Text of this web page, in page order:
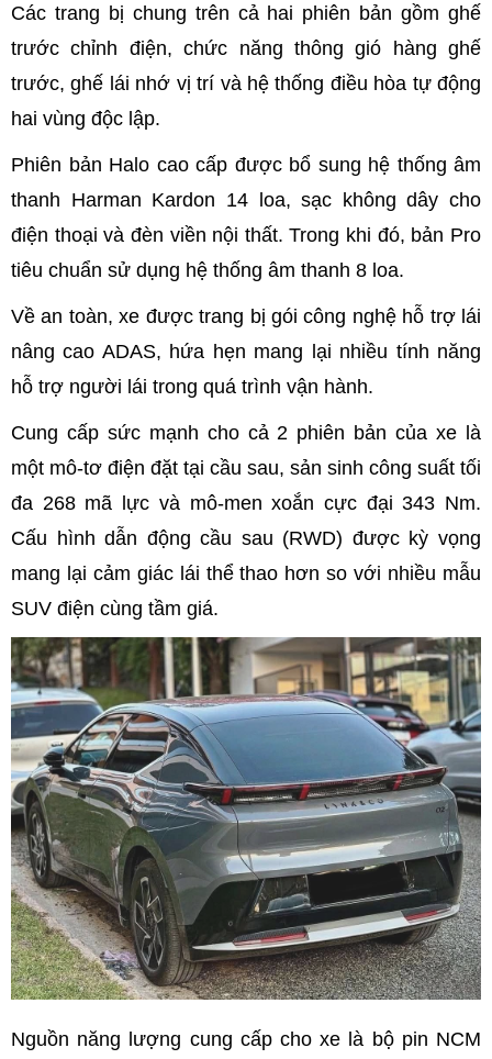
Các trang bị chung trên cả hai phiên bản gồm ghế
trước chỉnh điện, chức năng thông gió hàng ghế
trước, ghế lái nhớ vị trí và hệ thống điều hòa tự động
hai vùng độc lập.
Phiên bản Halo cao cấp được bổ sung hệ thống âm
thanh Harman Kardon 14 loa, sạc không dây cho
điện thoại và đèn viền nội thất. Trong khi đó, bản Pro
tiêu chuẩn sử dụng hệ thống âm thanh 8 loa.
Về an toàn, xe được trang bị gói công nghệ hỗ trợ lái
nâng cao ADAS, hứa hẹn mang lại nhiều tính năng
hỗ trợ người lái trong quá trình vận hành.
Cung cấp sức mạnh cho cả 2 phiên bản của xe là
một mô-tơ điện đặt tại cầu sau, sản sinh công suất tối
đa 268 mã lực và mô-men xoắn cực đại 343 Nm.
Cấu hình dẫn động cầu sau (RWD) được kỳ vọng
mang lại cảm giác lái thể thao hơn so với nhiều mẫu
SUV điện cùng tầm giá.
Nguồn năng lượng cung cấp cho xe là bộ pin NCM